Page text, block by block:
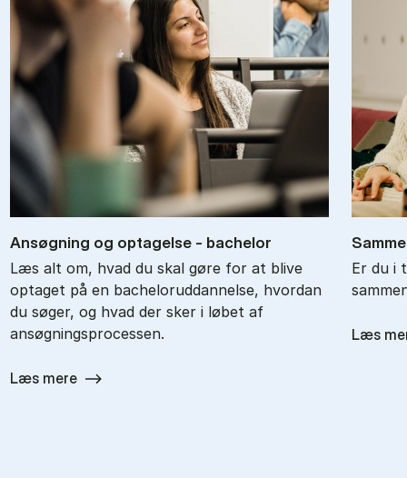
An­søg­ning og op­ta­gel­se - ba­chel­or
Læs alt om, hvad du skal gøre for at blive
optaget på en bacheloruddannelse, hvordan
du søger, og hvad der sker i løbet af
ansøgningsprocessen.
Læs mere
Er du i
Læs